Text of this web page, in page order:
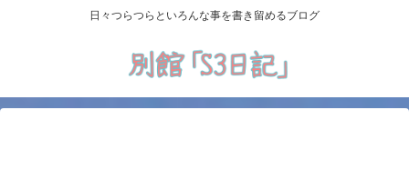
日々つらつらといろんな事を書き留めるブログ